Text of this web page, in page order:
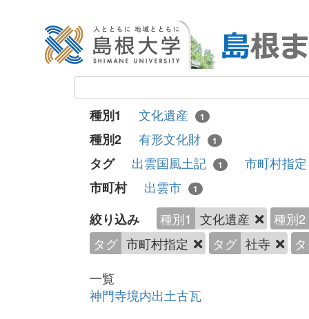
種別1 文化遺産 1
種別2 有形文化財 1
タグ 出雲国風土記 1
市町村指
市町村
出雲市 1
絞り込み 種別1 文化遺産
種別2
タグ 市町村指定 タグ 社寺
一覧
神門寺境内出土古瓦